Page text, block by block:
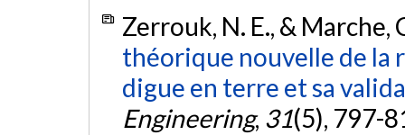
Zerrouk, N. E., & Marche,
théorique nouvelle de la
digue en terre et sa
Engineering, 31(5), 797-